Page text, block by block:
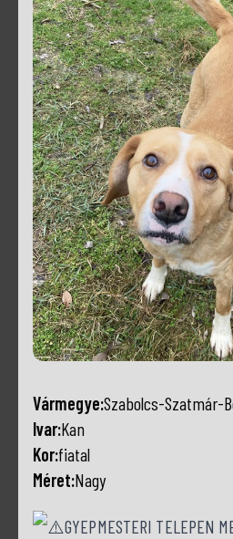
Vármegye:Szabolcs-Szatmár-
Ivar:Kan
Kor:fiatal
Méret:Nagy
GYEPMESTERI TELEPEN